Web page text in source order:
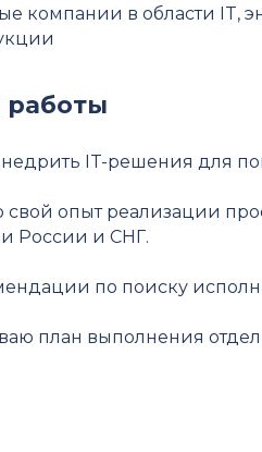
компании в области IT,
IT-решения для
свой опыт реализации
России и СНГ.
по поиску
план выполнения